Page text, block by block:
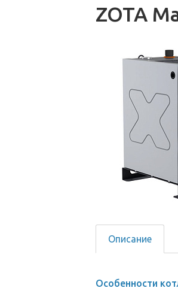
ZOTA
Описание
Особенности